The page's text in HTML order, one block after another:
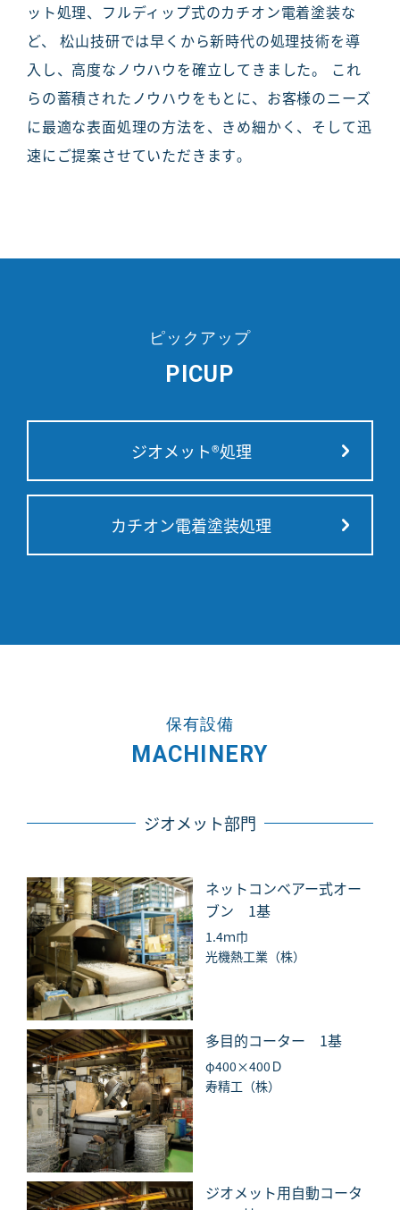
ット処理、フルディップ式のカチオン電着塗装な
ど、 松山技研では早くから新時代の処理技術を導
入し、高度なノウハウを確立してきました。 これ
らの蓄積されたノウハウをもとに、お客様のニーズ
に最適な表面処理の方法を、きめ細かく、そして迅
速にご提案させていただきます｡
ピックアップ
PICUP
ジオメット®処理
カチオン電着塗装処理
保有設備
MACHINERY
ジオメット部門
ネットコンベアー式オー
ブン 1基
1.4ｍ巾
光機熱工業（株）
多目的コーター 1基
φ400×400Ｄ
寿精工（株）
ジオメット用自動コータ